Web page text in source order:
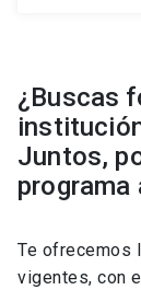
¿Buscas
Juntos,
programa
Te ofrecemos
vigentes, con